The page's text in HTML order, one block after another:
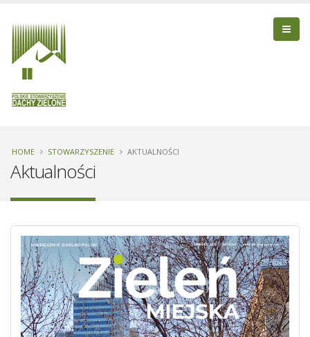
HOME STOWARZYSZENIE AKTUALNOŚCI
Aktualności